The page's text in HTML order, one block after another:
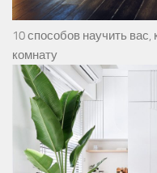
10 способов научить
комнату